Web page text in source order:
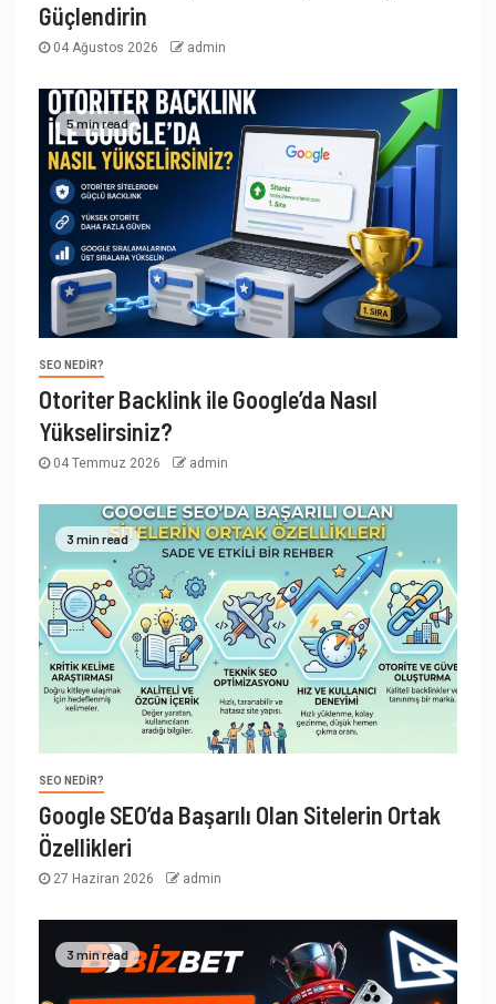
Güçlendirin
04 Ağustos 2026 admin
5 min read
SEO NEDIR?
Otoriter Backlink ile Google’da Nasıl
Yükselirsiniz?
04 Temmuz 2026 admin
3 min read
SEO NEDIR?
Google SEO’da Başarılı Olan Sitelerin Ortak
Özellikleri
27 Haziran 2026 admin
3 min read